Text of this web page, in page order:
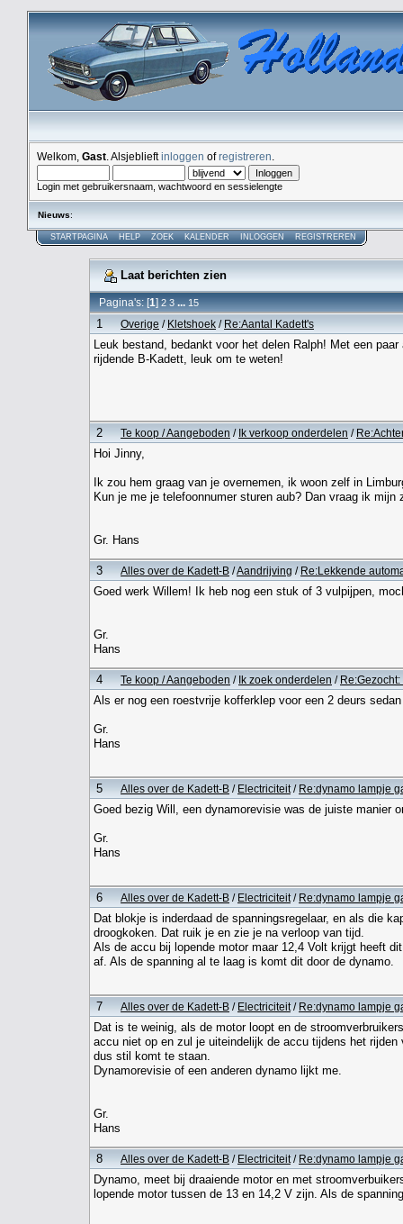
Welkom, Gast . Alsjeblieftinloggen ofregistreren
Login met gebruikersnaam, wachtwoord en sessielengte
Nieuws:
STARTPAGINA HELP ZOEK KALENDER INLOGGEN REGISTREREN
Laat berichten zien
Pagina's: [1]2 3 ...15
1 Overige / Kletshoek / Re:Aantal Kadett's
Leuk bestand, bedankt voor het delen Ralph! Met een
rijdende B-Kadett, leuk om te weten!
2 Te koop / Aangeboden / Ik verkoop onderdelen /
Hoi Jinny,
Ik zou hem graag van je overnemen, ik woon zelf in
Kun je me je telefoonnumer sturen aub? Dan vraag ik
Gr. Hans
3 Alles over de Kadett-B /Aandrijving / Re:Lekkende
Goed werk Willem! Ik heb nog een stuk of 3 vulpijpen,
Gr.
Hans
4 Te koop / Aangeboden / Ik zoek onderdelen /
Als er nog een roestvrije kofferklep voor een 2 deurs
Gr.
Hans
5 Alles over de Kadett-B / Electriciteit/ Re:dynamo lampje
Goed bezig Will, een dynamorevisie was de juiste manier
Gr.
Hans
6 Alles over de Kadett-B / Electriciteit/ Re:dynamo lampje
Dat blokje is inderdaad de spanningsregelaar, en als die
droogkoken. Dat ruik je en zie je na verloop van tijd.
Als de accu bij lopende motor maar 12,4 Volt krijgt heeft
af. Als de spanning al te laag is komt dit door de dynamo.
7 Alles over de Kadett-B / Electriciteit/ Re:dynamo lampje
Dat is te weinig, als de motor loopt en de
accu niet op en zul je uiteindelijk de accu tijdens het
dus stil komt te staan.
Dynamorevisie of een anderen dynamo lijkt me.
Gr.
Hans
8 Alles over de Kadett-B / Electriciteit/ Re:dynamo lampje
Dynamo, meet bij draaiende motor en met
lopende motor tussen de 13 en 14,2 V zijn. Als de